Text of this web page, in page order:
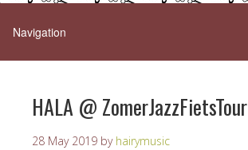
HALA @ ZomerJazzFietsTour
28 May 2019 by hairymusic